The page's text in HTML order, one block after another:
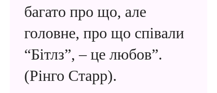
багато про що, але
головне, про що співали
“Бітлз”, – це любов”.
(Рінго Старр).